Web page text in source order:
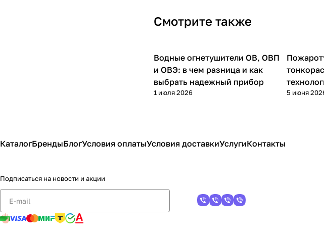
Смотрите также
Полезные статьи
1 июля 2026
Водные огнетушители ОВ, ОВП
и ОВЭ: в чем разница и как
выбрать надежный прибор
5 июня
сферы
КаталогБрендыБлогУсловия оплатыУсловия доставкиУслугиКонтакты
Подписаться на новости и акции